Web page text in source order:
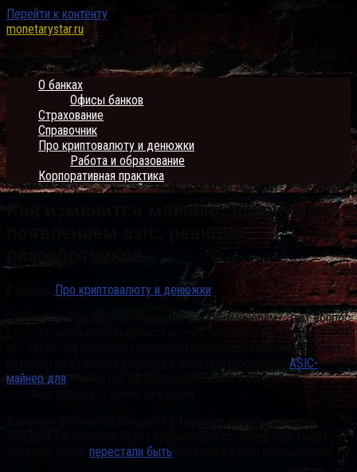
Перейти к контенту
monetarystar.ru
Блог о вопросах напрямую или косвенно связанных с деньгами
О банках
Офисы банков
Страхование
Справочник
Про криптовалюту и денюжки
Работа и образование
Корпоративная практика
Как изменится майнинг эфириума с
Про криптовалюту и денюжки
Сможет ли Ethereum противостоять ASIC-майнерам? Этот вопрос
стал актуальным во вторник, 3 апреля, в связи с новостями о том,
что китайский производитель криптовалютных майнеров Bitmain
ASIC-
майнер для обработки эфириум-транзакций и получения
Компания Bitmain подтвердила в Твиттере выпуск майнеров
Antminer E3, которые будут продаваться по цене $800.
перестали быть